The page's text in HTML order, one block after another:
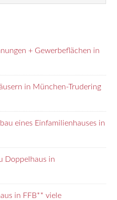
+ Gewerbeflächen in
in München-Trudering
eines Einfamilienhauses in
Doppelhaus in
in FFB** viele